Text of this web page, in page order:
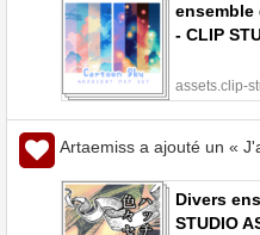
ensemble
- CLIP
assets.clip-
Artaemiss a ajouté un «
Divers
STUDIO